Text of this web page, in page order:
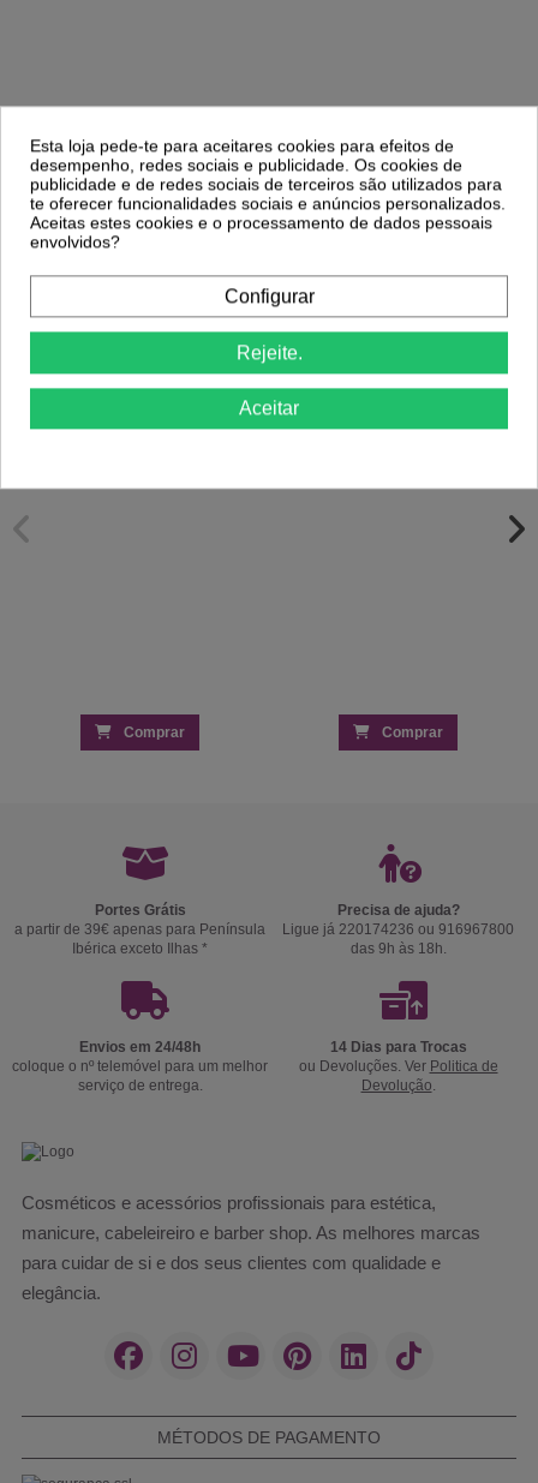
Comprar Comprar
Clientes Que Compraram Este
-15%
Cera Roll-On Men Beauty Image 110ml –
Comprar
Lupa Led 5 Dioptrias - Weelko
220,50 €
Comprar
Portes Grátis
a partir de 39€ apenas para Península
Ibérica exceto Ilhas *
Precisa de ajuda?
Ligue já 220174236 ou 916967800
das 9h às 18h.
Envios em 24/48h
coloque o nº telemóvel para um melhor
serviço de entrega.
14 Dias para Trocas
ou Devoluções. Ver Politica de
Devolução.
Cosméticos e acessórios profissionais para estética,
manicure, cabeleireiro e barber shop. As melhores marcas
para cuidar de si e dos seus clientes com qualidade e
elegância.
MÉTODOS DE PAGAMENTO
Esta loja pede-te para aceitares cookies para efeitos de
desempenho, redes sociais e publicidade. Os cookies de
publicidade e de redes sociais de terceiros são utilizados para
te oferecer funcionalidades sociais e anúncios personalizados.
Aceitas estes cookies e o processamento de dados pessoais
envolvidos?
Configurar
Rejeite.
Aceitar